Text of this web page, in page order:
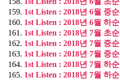
1st Listen : 2018년 6월 중순
1st Listen : 2018년 6월 하순
1st Listen : 2018년 7월 초순
1st Listen : 2018년 7월 중
1st Listen : 2018년 7월 중
1st Listen : 2018년 7월 하
1st Listen : 2018년 7월 하